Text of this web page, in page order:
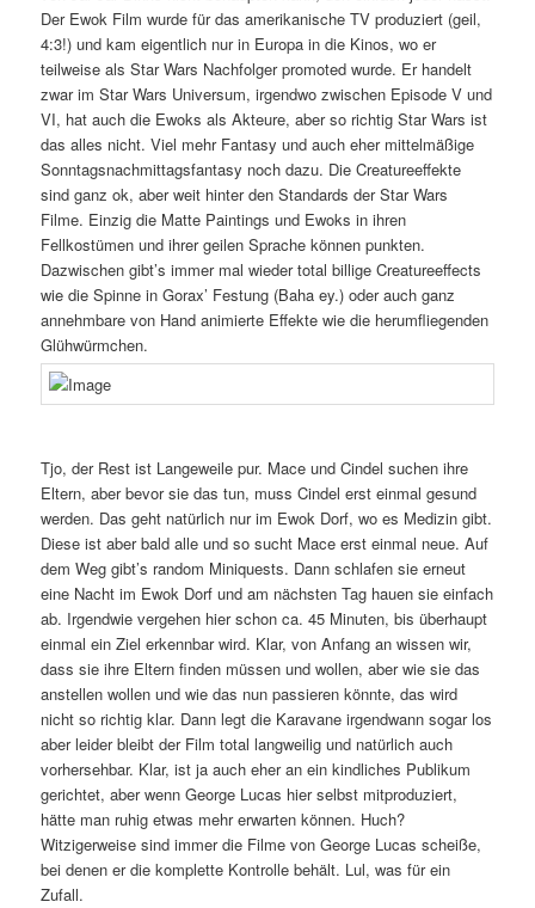
Der Ewok Film wurde für das amerikanische TV produziert (geil,
4:3!) und kam eigentlich nur in Europa in die Kinos, wo er
teilweise als Star Wars Nachfolger promoted wurde. Er handelt
zwar im Star Wars Universum, irgendwo zwischen Episode V und
VI, hat auch die Ewoks als Akteure, aber so richtig Star Wars ist
das alles nicht. Viel mehr Fantasy und auch eher mittelmäßige
Sonntagsnachmittagsfantasy noch dazu. Die Creatureeffekte
sind ganz ok, aber weit hinter den Standards der Star Wars
Filme. Einzig die Matte Paintings und Ewoks in ihren
Fellkostümen und ihrer geilen Sprache können punkten.
Dazwischen gibt’s immer mal wieder total billige Creatureeffects
wie die Spinne in Gorax’ Festung (Baha ey.) oder auch ganz
annehmbare von Hand animierte Effekte wie die herumfliegenden
Glühwürmchen.
Tjo, der Rest ist Langeweile pur. Mace und Cindel suchen ihre
Eltern, aber bevor sie das tun, muss Cindel erst einmal gesund
werden. Das geht natürlich nur im Ewok Dorf, wo es Medizin gibt.
Diese ist aber bald alle und so sucht Mace erst einmal neue. Auf
dem Weg gibt’s random Miniquests. Dann schlafen sie erneut
eine Nacht im Ewok Dorf und am nächsten Tag hauen sie einfach
ab. Irgendwie vergehen hier schon ca. 45 Minuten, bis überhaupt
einmal ein Ziel erkennbar wird. Klar, von Anfang an wissen wir,
dass sie ihre Eltern finden müssen und wollen, aber wie sie das
anstellen wollen und wie das nun passieren könnte, das wird
nicht so richtig klar. Dann legt die Karavane irgendwann sogar los
aber leider bleibt der Film total langweilig und natürlich auch
vorhersehbar. Klar, ist ja auch eher an ein kindliches Publikum
gerichtet, aber wenn George Lucas hier selbst mitproduziert,
hätte man ruhig etwas mehr erwarten können. Huch?
Witzigerweise sind immer die Filme von George Lucas scheiße,
bei denen er die komplette Kontrolle behält. Lul, was für ein
Zufall.